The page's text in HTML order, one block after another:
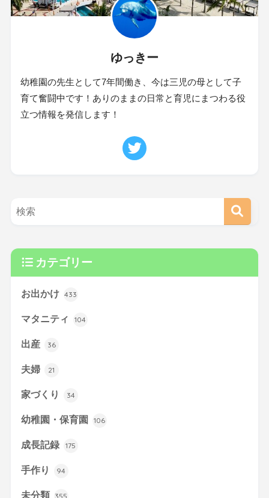
ゆっきー
幼稚園の先生として7年間働き、今は三児の母として子
育て奮闘中です！ありのままの日常と育児にまつわる役
立つ情報を発信します！
カテゴリー
お出かけ 433
マタニティ 104
出産 36
夫婦 21
家づくり 34
幼稚園・保育園 106
成長記録 175
手作り 94
未分類 355